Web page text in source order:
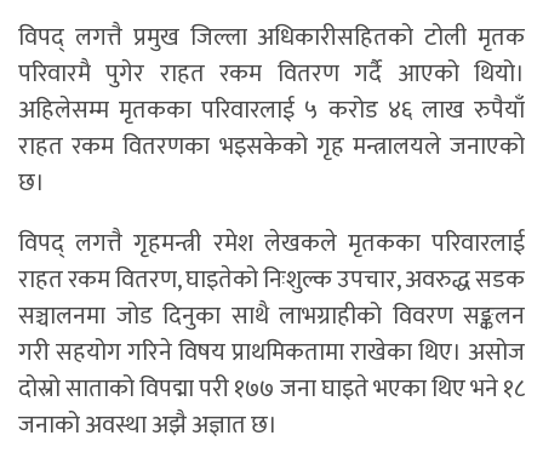
विपद् लगत्तै प्रमुख जिल्ला अधिकारीसहितको टोली मृतक
परिवारमै पुगेर राहत रकम वितरण गर्दै आएको थियो।
अहिलेसम्म मृतकका परिवारलाई ५ करोड ४६ लाख रुपैयाँ
राहत रकम वितरणका भइसकेको गृह मन्त्रालयले जनाएको
छ।
विपद् लगत्तै गृहमन्त्री रमेश लेखकले मृतकका परिवारलाई
राहत रकम वितरण, घाइतेको निःशुल्क उपचार, अवरुद्ध सडक
सञ्चालनमा जोड दिनुका साथै लाभग्राहीको विवरण सङ्कलन
गरी सहयोग गरिने विषय प्राथमिकतामा राखेका थिए। असोज
दोस्रो साताको विपद्मा परी १७७ जना घाइते भएका थिए भने १८
जनाको अवस्था अझै अज्ञात छ।